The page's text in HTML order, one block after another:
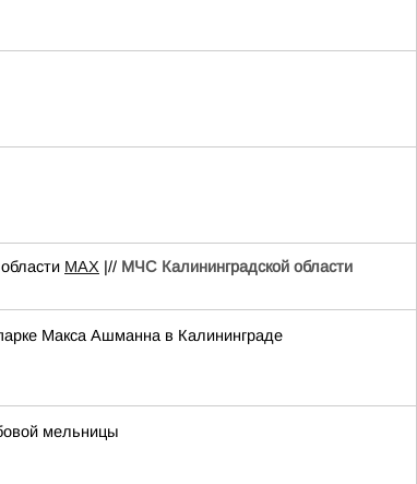
MAX |// МЧС Калининградской области
Макса Ашманна в Калининграде
мельницы